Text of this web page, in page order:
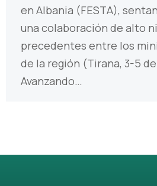
en Albania (FESTA),
una colaboración de alto
precedentes entre los
de la región (Tirana, 3-5
Avanzando…